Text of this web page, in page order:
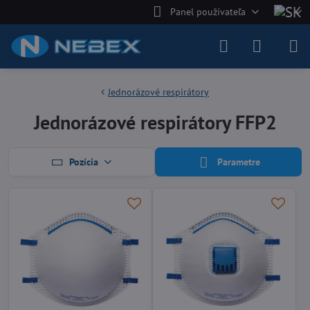
Panel používateľa
Jednorázové respirátory
Jednorázové respirátory FFP2
Pozícia Parametre